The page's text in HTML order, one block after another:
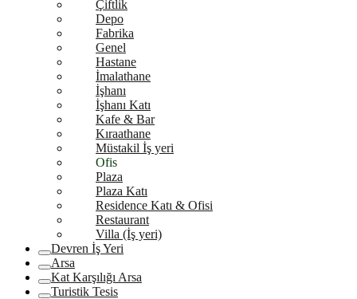
Çiftlik
Depo
Fabrika
Genel
Hastane
İmalathane
İşhanı
İşhanı Katı
Kafe & Bar
Kıraathane
Müstakil İş yeri
Ofis
Plaza
Plaza Katı
Residence Katı & Ofisi
Restaurant
Villa (İş yeri)
Devren İş Yeri
Arsa
Kat Karşılığı Arsa
Turistik Tesis